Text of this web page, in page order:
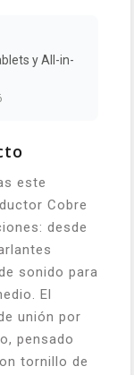
y All-in-
este
Cobre
desde
sonido para
El
unión por
pensado
tornillo de